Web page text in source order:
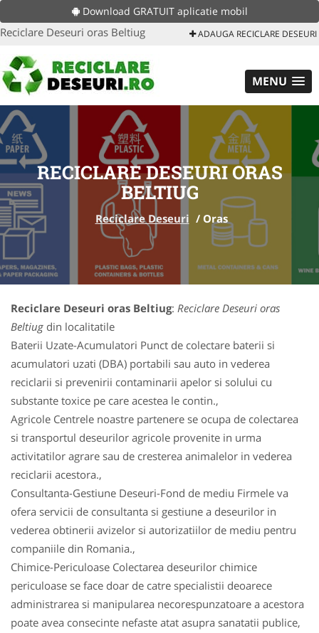
Download GRATUIT aplicatie mobil
Reciclare Deseuri oras Beltiug ADAUGA RECICLARE DESEURI
MENU
RECICLARE DESEURI ORAS
BELTIUG
Reciclare Deseuri / Oras
Reciclare Deseuri oras Beltiug: Reciclare Deseuri oras
Beltiug din localitatile
Baterii Uzate-Acumulatori Punct de colectare baterii si
acumulatori uzati (DBA) portabili sau auto in vederea
reciclarii si prevenirii contaminarii apelor si solului cu
substante toxice pe care acestea le contin.,
Agricole Centrele noastre partenere se ocupa de colectarea
si transportul deseurilor agricole provenite in urma
activitatilor agrare sau de cresterea animalelor in vederea
reciclarii acestora.,
Consultanta-Gestiune Deseuri-Fond de mediu Firmele va
ofera servicii de consultanta si gestiune a deseurilor in
vederea obtinerii avizelor si autorizatiilor de mediu pentru
companiile din Romania.,
Chimice-Periculoase Colectarea deseurilor chimice
periculoase se face doar de catre specialistii deoarece
administrarea si manipularea necorespunzatoare a acestora
poate avea consecinte nefaste atat asupra sanatatii publice,